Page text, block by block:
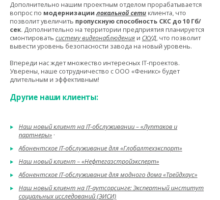
Дополнительно нашим проектным отделом прорабатывается
вопрос по модернизациилокальной сети клиента, что
позволит увеличить пропускную способность СКС до 10 Гб/
сек. Дополнительно на территории предприятия планируется
смонтировать систему видеонаблюдения и СКУД, что позволит
вывести уровень безопасности завода на новый уровень.
Впереди нас ждет множество интересных IT-проектов.
Уверены, наше сотрудничество с ООО «Феникс» будет
длительным и эффективным!
Другие наши клиенты:
Наш новый клиент на IT-обслуживании – «Луптаков и
партнеры» ·
Абонентское IT-обслуживание для «Глобалтехэкспорт»
Наш новый клиент – «Нефтегазстройэксперт»
Абонентское IT-обслуживание для модного дома «Трейдхаус»
Наш новый клиент на IT-аутсорсинге: Экспертный институт
социальных исследований (ЭИСИ)